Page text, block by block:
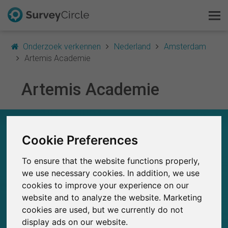
Cookie Preferences
To ensure that the website functions properly,
we use necessary cookies. In addition, we use
cookies to improve your experience on our
website and to analyze the website. Marketing
cookies are used, but we currently do not
display ads on our website.
Onderzoek verkennen Nederland
Amsterdam
Artemis Academie
Artemis Academie
0
Eerder gepubliceerde onderzoeken op
SurveyCircle
0
Studies die momenteel gepubliceerd zijn op
SurveyCircle
Dit is SurveyCircle
Survey Ranking
Onderzoek verkennen
FAQ
Gratis registreren
Inloggen